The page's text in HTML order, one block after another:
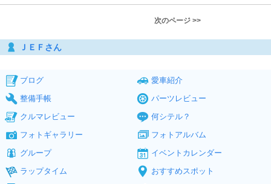
次のページ >>
ＪＥＦさん
ブログ
愛車紹介
整備手帳
パーツレビュー
クルマレビュー
何シテル？
フォトギャラリー
フォトアルバム
グループ
イベントカレンダー
ラップタイム
おすすめスポット